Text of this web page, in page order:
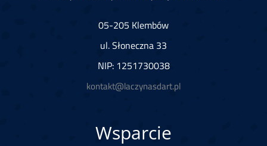
05-205 Klembów
ul. Słoneczna 33
NIP: 1251730038
kontakt@laczynasdart.pl
Wsparcie